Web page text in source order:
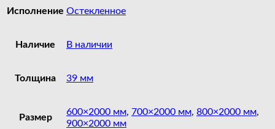
Исполнение Остекленное
Наличие В наличии
Толщина 39 мм
Размер
600×2000 мм, 700×2000 мм, 800×2000 мм,
900×2000 мм